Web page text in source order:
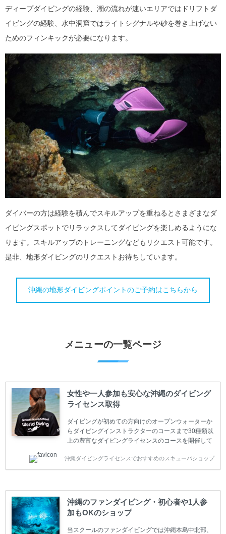
ディープダイビングの経験、潮の流れが速いエリアではドリフトダ
イビングの経験、水中洞窟ではライトシグナルや砂を巻き上げない
ためのフィンキックが必要になります。
ダイバーの方は経験を積んでスキルアップを重ねるとさまざまなダ
イビングスポットでリラックスしてダイビングを楽しめるようにな
ります。スキルアップのトレーニングなどもリクエスト可能です。
是非、地形ダイビングのリクエストお待ちしています。
沖縄の地形ダイビングポイントのご予約はこちらから
メニューの一覧ページ
女性や一人参加も安心な沖縄のダイビング
ライセンス取得
ダイビングが初めての方向けのオープンウォーターか
らダイビングインストラクターのコースまで30種類以
上の豊富なダイビングライセンスのコースを開催して
(TEC)のコースもご用意しています。 当スクールを受
講するお客様は一人参加などの少人数のご参加が最も
スクールです。各種ダイビングライセンス取得コース
は年間を通じてキャンペーンを行っています。 ベーシ
ックダイバー(Cカード) 1日間+eラーニング 最安値キ
ャンペーン ￥22800(税込) ￥16800(税込) 器材 / 送
迎 / 保険 / 全て込み ダイビング...
沖縄ダイビングライセンスでおすすめのスキューバショップ
沖縄のファンダイビング・初心者や1人参
加もOKのショップ
当スクールのファンダイビングでは沖縄本島中北部、